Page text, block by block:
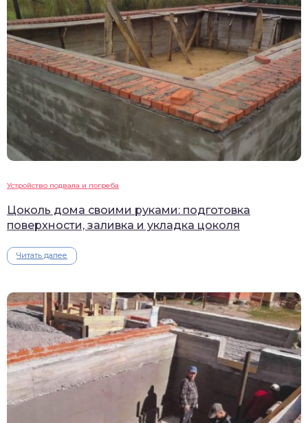
Устройство подвала и погреба
Цоколь дома своими руками: подготовка
поверхности, заливка и укладка цоколя
Читать далее